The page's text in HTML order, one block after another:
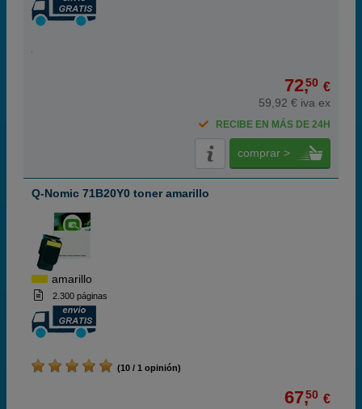
72,50 €
59,92 € iva ex
RECIBE EN MÁS DE 24H
comprar >
Q-Nomic 71B20Y0 toner amarillo
amarillo
2.300 páginas
(10 / 1 opinión)
67,50 €